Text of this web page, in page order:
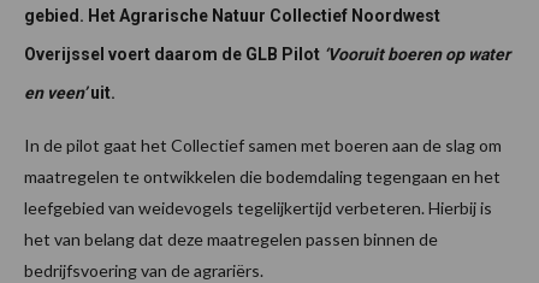
gebied. Het Agrarische Natuur Collectief Noordwest
Overijssel voert daarom de GLB Pilot ‘Vooruit boeren op water
en veen’uit.
In de pilot gaat het Collectief samen met boeren aan de slag om
maatregelen te ontwikkelen die bodemdaling tegengaan en het
leefgebied van weidevogels tegelijkertijd verbeteren. Hierbij is
het van belang dat deze maatregelen passen binnen de
bedrijfsvoering van de agrariërs.